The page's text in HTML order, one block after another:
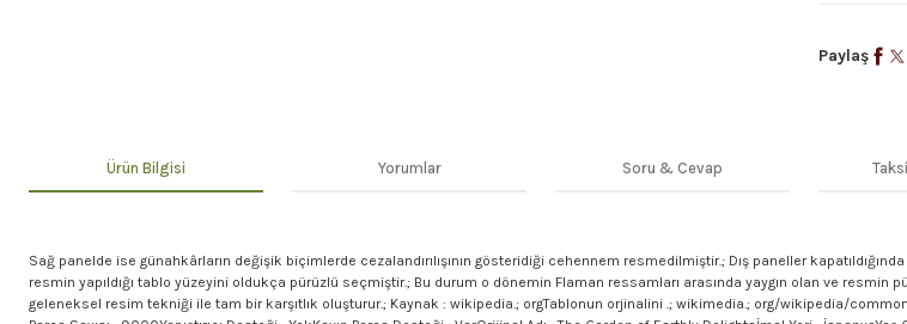
Paylaş
Ürün Bilgisi Yorumlar Soru & Cevap
Sağ panelde ise günahkârların değişik biçimlerde cezalandırılışının gösteridiği cehennem resmedilmiştir.; Dış paneller
resmin yapıldığı tablo yüzeyini oldukça pürüzlü seçmiştir.; Bu durum o dönemin Flaman ressamları arasında yaygın olan ve
geleneksel resim tekniği ile tam bir karşıtlık oluşturur.; Kaynak : wikipedia.; orgTablonun orjinalini .; wikimedia.; org/wikipedia/